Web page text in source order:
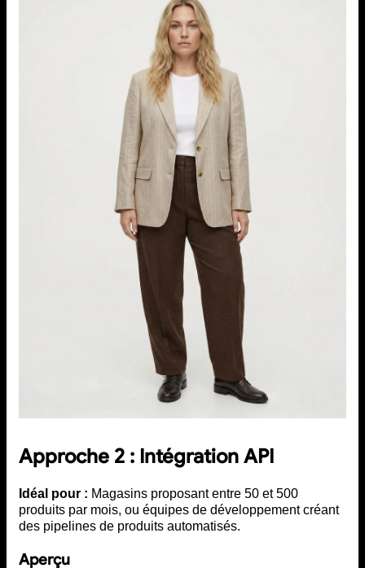
Approche 2 : Intégration API
Idéal pour : Magasins proposant entre 50 et 500
produits par mois, ou équipes de développement créant
des pipelines de produits automatisés.
Aperçu